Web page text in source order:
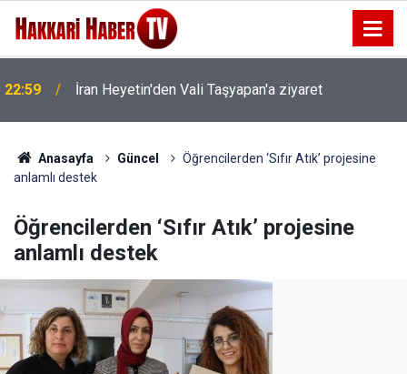
22:59 İran Heyetin'den Vali Taşyapan'a ziyaret
Anasayfa Güncel
Öğrencilerden ‘Sıfır Atık’ projesine
anlamlı destek
Öğrencilerden ‘Sıfır Atık’ projesine
anlamlı destek